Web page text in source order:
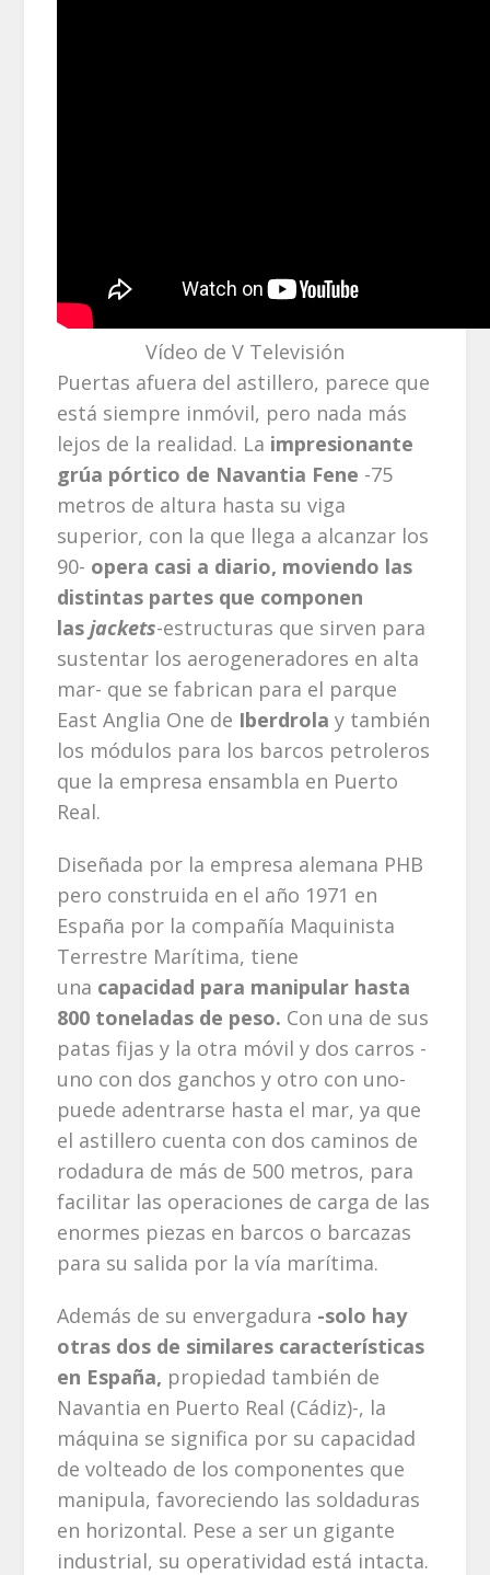
Vídeo de V Televisión
Puertas afuera del astillero, parece que
está siempre inmóvil, pero nada más
lejos de la realidad. La impresionante
grúa pórtico de Navantia Fene -75
metros de altura hasta su viga
superior, con la que llega a alcanzar los
90- opera casi a diario, moviendo las
distintas partes que componen
lasjackets-estructuras que sirven para
sustentar los aerogeneradores en alta
mar- que se fabrican para el parque
East Anglia One de Iberdrola y también
los módulos para los barcos petroleros
que la empresa ensambla en Puerto
Real.
Diseñada por la empresa alemana PHB
pero construida en el año 1971 en
España por la compañía Maquinista
Terrestre Marítima, tiene
una capacidad para manipular hasta
800 toneladas de peso. Con una de sus
patas fijas y la otra móvil y dos carros -
uno con dos ganchos y otro con uno-
puede adentrarse hasta el mar, ya que
el astillero cuenta con dos caminos de
rodadura de más de 500 metros, para
facilitar las operaciones de carga de las
enormes piezas en barcos o barcazas
para su salida por la vía marítima.
Además de su envergadura -solo hay
otras dos de similares características
en España, propiedad también de
Navantia en Puerto Real (Cádiz)-, la
máquina se significa por su capacidad
de volteado de los componentes que
manipula, favoreciendo las soldaduras
en horizontal. Pese a ser un gigante
industrial, su operatividad está intacta.